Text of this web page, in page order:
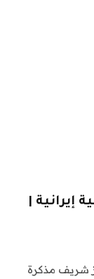
إيرانية |
شريف مذكرة